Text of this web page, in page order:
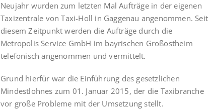
Neujahr wurden zum letzten Mal Aufträge in der eigenen
Taxizentrale von Taxi-Holl in Gaggenau angenommen. Seit
diesem Zeitpunkt werden die Aufträge durch die
Metropolis Service GmbH im bayrischen Großostheim
telefonisch angenommen und vermittelt.
Grund hierfür war die Einführung des gesetzlichen
Mindestlohnes zum 01. Januar 2015, der die Taxibranche
vor große Probleme mit der Umsetzung stellt.